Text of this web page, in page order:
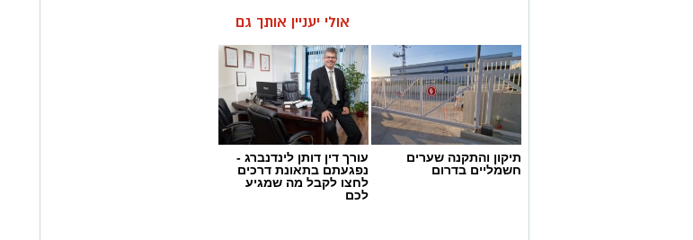
אולי יעניין אותך גם
תיקון והתקנה שערים
חשמליים בדרום
עורך דין דותן לינדנברג -
נפגעתם בתאונת דרכים
לחצו לקבל מה שמגיע
לכם